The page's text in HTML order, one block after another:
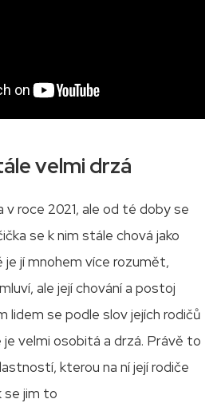
velmi drzá
v roce 2021, ale od té doby se
se k nim stále chová jako
je jí mnohem více rozumět,
ale její chování a postoj
lidem se podle slov jejích rodičů
je velmi osobitá a drzá. Právě to
kterou na ní její rodiče
se jim to